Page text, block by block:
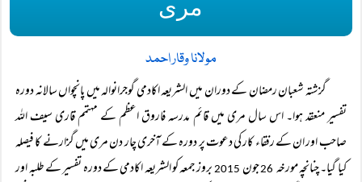
مری
مولانا وقار احمد
گزشتہ شعبان رمضان کے دوران میں الشریعہ اکادمی گوجرانوالہ میں پانچواں سالانہ دورہ
تفسیر منعقد ہوا۔ اس سال مری میں قائم مدرسہ فاروق اعظم کے مہتمم قاری سیف اللہ
صاحب اور ان کے رفقاء کار کی دعوت پر دورہ کے آخری چار دن مری میں گزارنے کا فیصلہ
کیا گیا۔ چنانچہ مورخہ
جون
بروز جمعہ کو الشریعہ اکادمی کے دورہ تفسیر کے طلبہ اور